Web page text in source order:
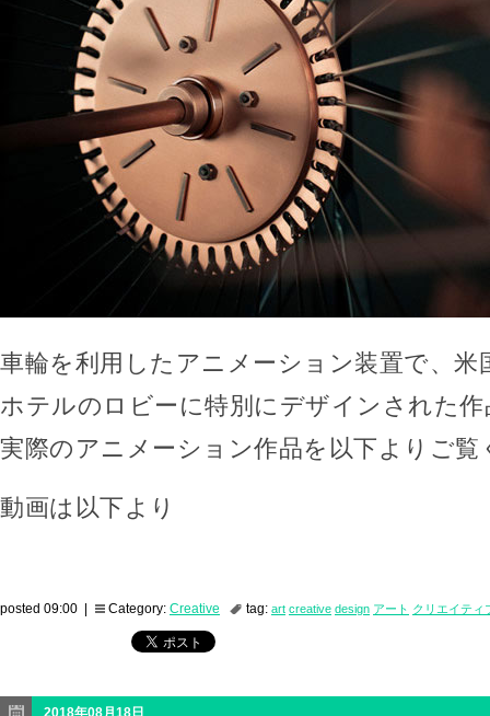
車輪を利用したアニメーション装置で、米
ホテルのロビーに特別にデザインされた
実際のアニメーション作品を以下よりご覧
動画は以下より
posted 09:00 | Category: Creative tag: art creative design アート クリエイティ
2018年08月18日